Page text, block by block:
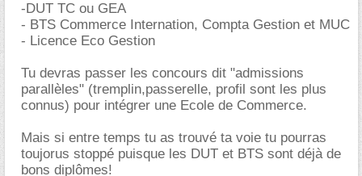
-DUT TC ou GEA
- BTS Commerce Internation, Compta Gestion et MUC
- Licence Eco Gestion
Tu devras passer les concours dit "admissions
parallèles" (tremplin,passerelle, profil sont les plus
connus) pour intégrer une Ecole de Commerce.
Mais si entre temps tu as trouvé ta voie tu pourras
toujorus stoppé puisque les DUT et BTS sont déjà de
bons diplômes!